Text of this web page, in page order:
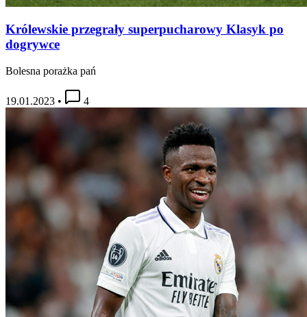
Królewskie przegrały superpucharowy Klasyk po
dogrywce
Bolesna porażka pań
19.01.2023 • 4